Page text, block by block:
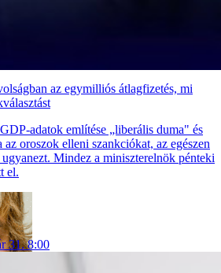
az egymilliós átlagfizetés, mi
adatok említése „liberális duma" és
oroszok elleni szankciókat, az egészen
Mindez a miniszterelnök pénteki
el.
31. 8:00